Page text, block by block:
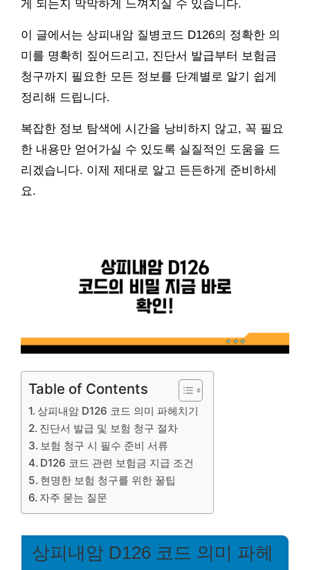
게 되는지 막막하게 느껴지실 수 있습니다.
이 글에서는 상피내암 질병코드 D126의 정확한 의
미를 명확히 짚어드리고, 진단서 발급부터 보험금
청구까지 필요한 모든 정보를 단계별로 알기 쉽게
정리해 드립니다.
복잡한 정보 탐색에 시간을 낭비하지 않고, 꼭 필요
한 내용만 얻어가실 수 있도록 실질적인 도움을 드
리겠습니다. 이제 제대로 알고 든든하게 준비하세
요.
Table of Contents
상피내암 D126 코드 의미 파헤치기
진단서 발급 및 보험 청구 절차
보험 청구 시 필수 준비 서류
D126 코드 관련 보험금 지급 조건
현명한 보험 청구를 위한 꿀팁
자주 묻는 질문
상피내암 D126 코드 의미 파헤